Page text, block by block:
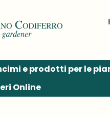
e prodotti per le
Online